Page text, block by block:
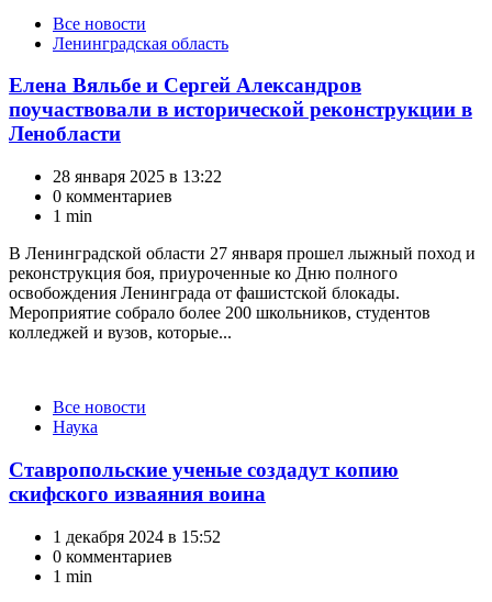
КатегорииВсе новости
Ленинградская область
Елена Вяльбе и Сергей Александров
поучаствовали в исторической реконструкции в
Ленобласти
28 января 2025 в 13:22
0 комментариев
1 min
В Ленинградской области 27 января прошел лыжный поход и
реконструкция боя, приуроченные ко Дню полного
освобождения Ленинграда от фашистской блокады.
Мероприятие собрало более 200 школьников, студентов
колледжей и вузов, которые...
КатегорииВсе новости
Наука
Ставропольские ученые создадут копию
скифского изваяния воина
1 декабря 2024 в 15:52
0 комментариев
1 min